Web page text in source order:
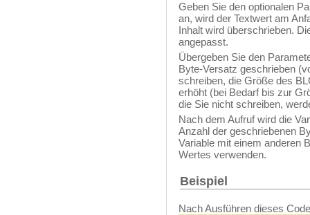
Geben Sie den optionalen
an, wird der Textwert am
Inhalt wird überschrieben.
angepasst.
Übergeben Sie den
Byte-Versatz geschrieben
schreiben, die Größe des
erhöht (bei Bedarf bis zur
die Sie nicht schreiben,
Nach dem Aufruf wird die
Anzahl der geschriebenen
Variable mit einem anderen
Wertes verwenden.
Beispiel
Nach Ausführen dieses